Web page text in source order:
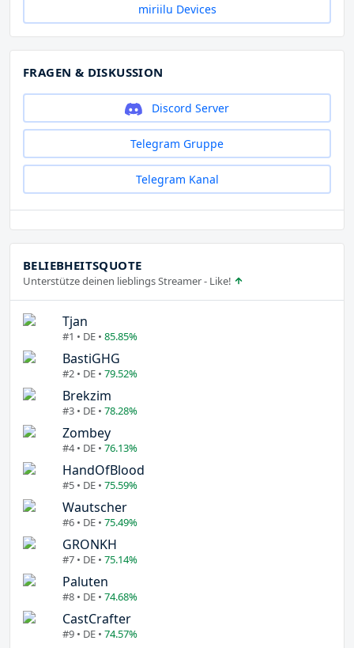
miriilu Devices
FRAGEN & DISKUSSION
Discord Server
Telegram Gruppe
Telegram Kanal
BELIEBHEITSQUOTE
Unterstütze deinen lieblings Streamer - Like!
Tjan
#1 • DE • 85.85%
BastiGHG
#2 • DE • 79.52%
Brekzim
#3 • DE • 78.28%
Zombey
#4 • DE • 76.13%
HandOfBlood
#5 • DE • 75.59%
Wautscher
#6 • DE • 75.49%
GRONKH
#7 • DE • 75.14%
Paluten
#8 • DE • 74.68%
CastCrafter
#9 • DE • 74.57%